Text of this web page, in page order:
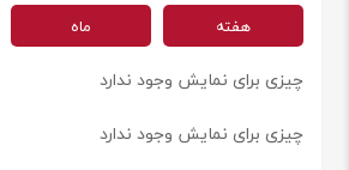
هفته ماه
چیزی برای نمایش وجود ندارد
چیزی برای نمایش وجود ندارد